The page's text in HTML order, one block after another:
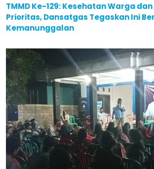
TMMD Ke-129: Kesehatan Warga
Prioritas, Dansatgas Tegaskan Ini
Kemanunggalan